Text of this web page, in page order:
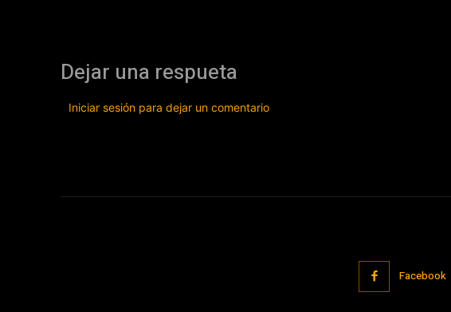
Dejar una respueta
Iniciar sesión para dejar un comentario
Facebook